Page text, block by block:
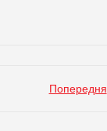
Попередня